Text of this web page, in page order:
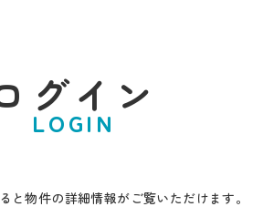
グイン
LOGIN
物件の詳細情報がご覧いただけます。